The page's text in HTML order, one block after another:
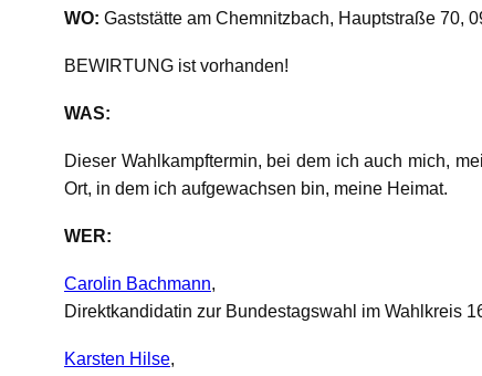
WO: Gaststätte am Chemnitzbach, Hauptstraße 70,
BEWIRTUNG ist vorhanden!
WAS:
Dieser Wahlkampftermin, bei dem ich auch mich,
Ort, in dem ich aufgewachsen bin, meine Heimat.
WER:
Carolin Bachmann,
Direktkandidatin zur Bundestagswahl im Wahlkreis
Karsten Hilse,